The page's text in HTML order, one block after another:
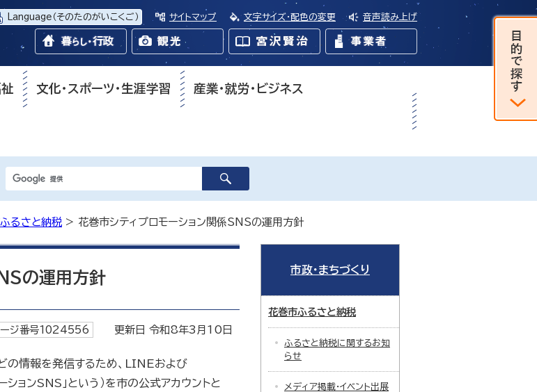
Language （そのたのがいこくご） サイトマップ 文字サイズ・配色の変更 音声読み上げ
祉 文化・スポーツ・生涯学習 産業・就労・ビジネス
るさと納税 > 花巻市シティプロモーション関係SNSの運用方針
の運用方針
ジ番号1024556 更新日 令和8年3月10日
の情報を発信するため、LINEおよび
ョンSNS」という）を市の公式アカウントと
市政・まちづくり
花巻市ふるさと納税
ふるさと納税に関するお知
らせ
メディア掲載・イベント出展